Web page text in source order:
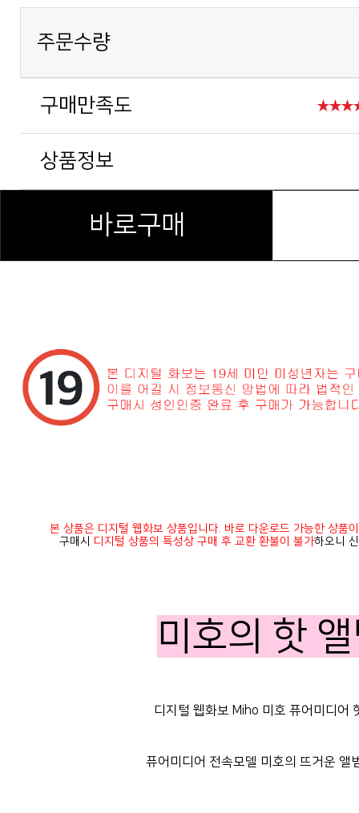
주문수량
구매만족도
상품정보
바로구매
본 상품은 디지털 웹화보 상품입니다. 바로 다운로드 가능한 상품
구매시 디지털 상품의 특성상 구매 후 교환 환불이 불가하오니
미호의 핫
디지털 웹화보 Miho 미호 퓨어미디어
퓨어미디어 전속모델 미호의 뜨거운 앨